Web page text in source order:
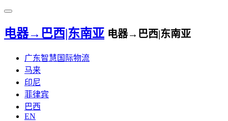
电器→巴西|东南亚 电器→巴西|东南亚
广东智慧国际物流
马来
印尼
菲律宾
巴西
EN